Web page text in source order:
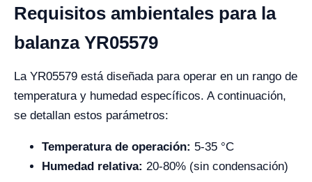
Requisitos ambientales para la
balanza YR05579
La YR05579 está diseñada para operar en un rango de
temperatura y humedad específicos. A continuación,
se detallan estos parámetros:
Temperatura de operación: 5-35 °C
Humedad relativa: 20-80% (sin condensación)